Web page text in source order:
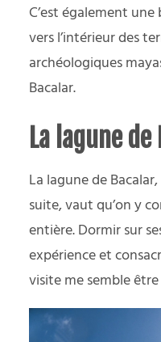
C’est également
vers l’intérieur des
archéologiques
Bacalar.
La lagune
La lagune de
suite, vaut qu’on y
entière. Dormir sur
expérience et
visite me semble